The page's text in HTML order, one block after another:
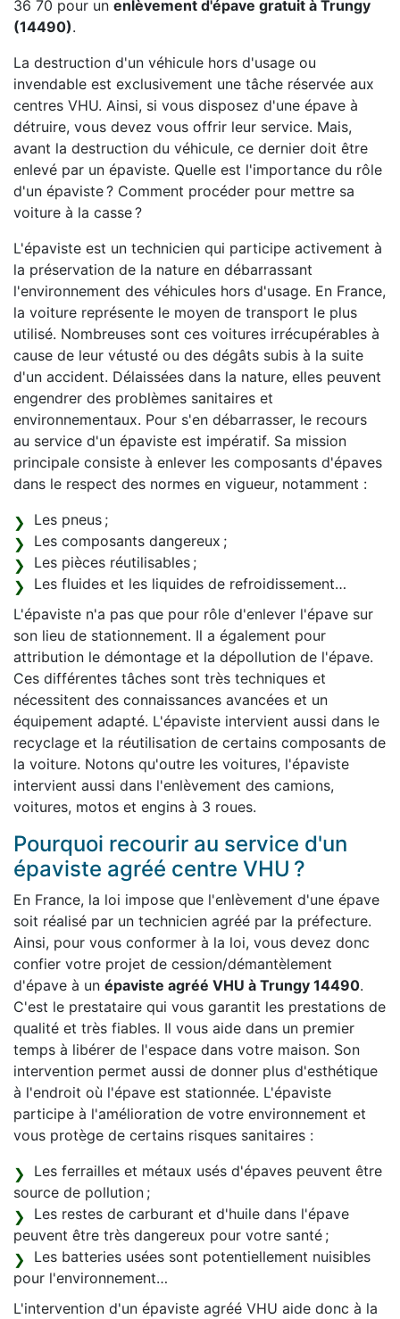
36 70 pour un enlèvement d'épave gratuit à Trungy
(14490).
La destruction d'un véhicule hors d'usage ou
invendable est exclusivement une tâche réservée aux
centres VHU. Ainsi, si vous disposez d'une épave à
détruire, vous devez vous offrir leur service. Mais,
avant la destruction du véhicule, ce dernier doit être
enlevé par un épaviste. Quelle est l'importance du rôle
d'un épaviste ? Comment procéder pour mettre sa
voiture à la casse ?
L'épaviste est un technicien qui participe activement à
la préservation de la nature en débarrassant
l'environnement des véhicules hors d'usage. En France,
la voiture représente le moyen de transport le plus
utilisé. Nombreuses sont ces voitures irrécupérables à
cause de leur vétusté ou des dégâts subis à la suite
d'un accident. Délaissées dans la nature, elles peuvent
engendrer des problèmes sanitaires et
environnementaux. Pour s'en débarrasser, le recours
au service d'un épaviste est impératif. Sa mission
principale consiste à enlever les composants d'épaves
dans le respect des normes en vigueur, notamment :
Les pneus ;
Les composants dangereux ;
Les pièces réutilisables ;
Les fluides et les liquides de refroidissement…
L'épaviste n'a pas que pour rôle d'enlever l'épave sur
son lieu de stationnement. Il a également pour
attribution le démontage et la dépollution de l'épave.
Ces différentes tâches sont très techniques et
nécessitent des connaissances avancées et un
équipement adapté. L'épaviste intervient aussi dans le
recyclage et la réutilisation de certains composants de
la voiture. Notons qu'outre les voitures, l'épaviste
intervient aussi dans l'enlèvement des camions,
voitures, motos et engins à 3 roues.
Pourquoi recourir au service d'un
épaviste agréé centre VHU ?
En France, la loi impose que l'enlèvement d'une épave
soit réalisé par un technicien agréé par la préfecture.
Ainsi, pour vous conformer à la loi, vous devez donc
confier votre projet de cession/démantèlement
d'épave à un épaviste agréé VHU à Trungy 14490.
C'est le prestataire qui vous garantit les prestations de
qualité et très fiables. Il vous aide dans un premier
temps à libérer de l'espace dans votre maison. Son
intervention permet aussi de donner plus d'esthétique
à l'endroit où l'épave est stationnée. L'épaviste
participe à l'amélioration de votre environnement et
vous protège de certains risques sanitaires :
Les ferrailles et métaux usés d'épaves peuvent être
source de pollution ;
Les restes de carburant et d'huile dans l'épave
peuvent être très dangereux pour votre santé ;
Les batteries usées sont potentiellement nuisibles
pour l'environnement…
L'intervention d'un épaviste agréé VHU aide donc à la